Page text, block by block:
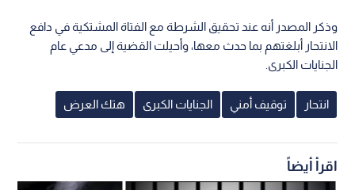
وذكر المصدر أنه عند تحقيق الشرطة مع الفتاة المشتكية في دافع
الانتحار أبلغتهم بما حدث معها، وأحيلت القضية إلى مدعي عام
الجنايات الكبرى.
انتحار توقيف أمني الجنايات الكبرى هتك العرض
اقرأ أيضاً